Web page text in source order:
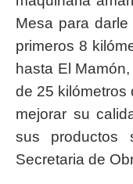
Mesa para
primeros 8
hasta El
de 25 kilómetros
mejorar su
sus productos
Secretaria de